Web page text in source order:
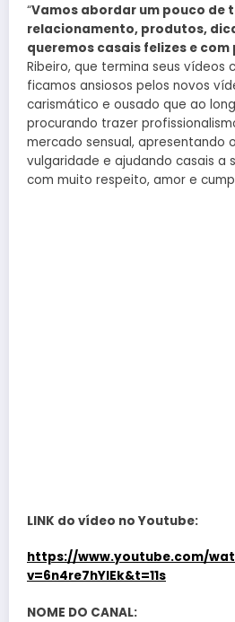
“Vamos abordar um pouco de
relacionamento, produtos,
queremos casais felizes e com
Ribeiro, que termina seus vídeos
ficamos ansiosos pelos novos
carismático e ousado que ao
procurando trazer
mercado sensual, apresentando
vulgaridade e ajudando casais a
com muito respeito, amor e
LINK do vídeo no Youtube:
https://www.youtube.com/
v=6n4re7hYIEk&t=11s
NOME DO CANAL: